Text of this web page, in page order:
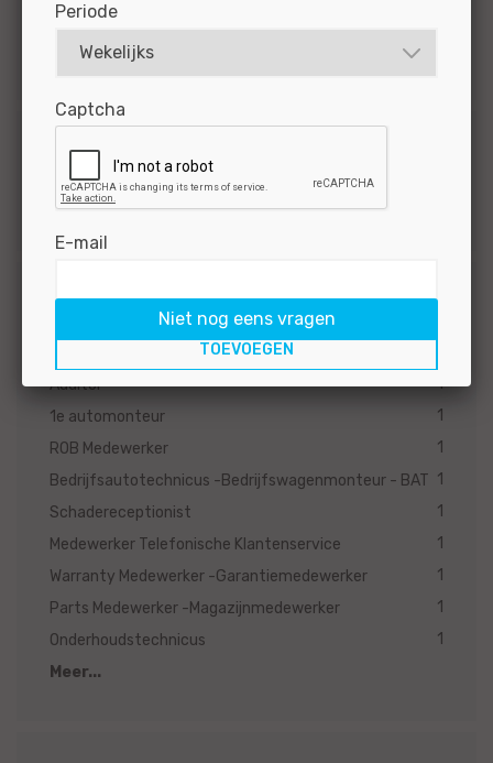
5 - 10 jaar
2 - 5 jaar
Salaris
€4000 - €5000
Functieprofiel
Auditor
1
1e automonteur
1
ROB Medewerker
1
Bedrijfsautotechnicus -Bedrijfswagenmonteur - BAT 1
Schadereceptionist
1
Medewerker Telefonische Klantenservice
1
Warranty Medewerker -Garantiemedewerker
1
Parts Medewerker -Magazijnmedewerker
1
Onderhoudstechnicus
1
Meer...
Periode
Captcha
E-mail
Niet nog eens vragen